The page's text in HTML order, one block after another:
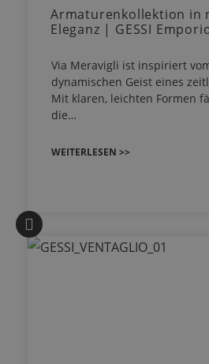
Armaturenkollektion in
Eleganz | GESSI
Via Meravigli ist inspiriert
dynamischen Geist eines
Mit klaren, leichten Formen
die…
WEITERLESEN >>